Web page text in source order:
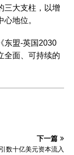
三大支柱，以增
地位。
东盟-英国2030
全面、可持续的
下一篇
数十亿美元资本流入